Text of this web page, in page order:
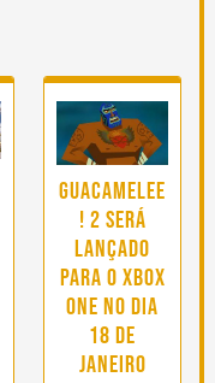
Guacamelee
! 2 será
lançado
para o Xbox
One no dia
18 de
janeiro